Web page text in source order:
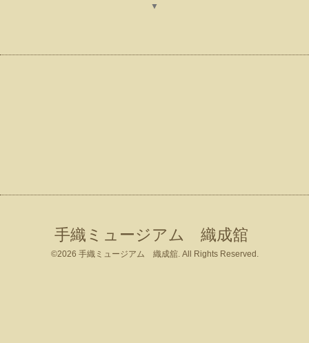
▼
手織ミュージアム 織成舘
©2026 手織ミュージアム 織成舘. All Rights Reserved.